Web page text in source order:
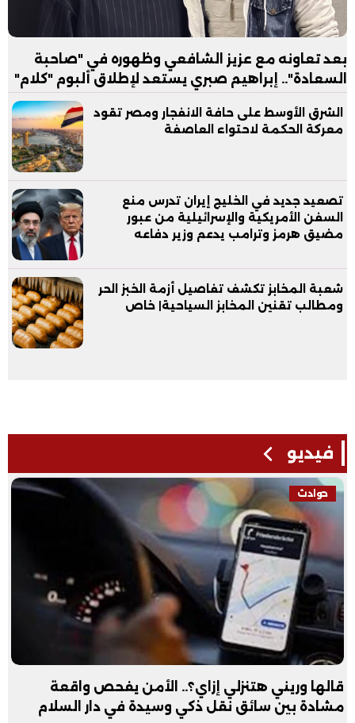
بعد تعاونه مع عزيز الشافعي وظهوره في "صاحبة
السعادة".. إبراهيم صبري يستعد لإطلاق ألبوم "كلام"
الشرق الأوسط على حافة الانفجار ومصر تقود
معركة الحكمة لاحتواء العاصفة
تصعيد جديد في الخليج إيران تدرس منع
السفن الأمريكية والإسرائيلية من عبور
مضيق هرمز وترامب يدعم وزير دفاعه
شعبة المخابز تكشف تفاصيل أزمة الخبز الحر
ومطالب تقنين المخابز السياحية| خاص
فيديو
حوادث
قالها وريني هتنزلي إزاي؟.. الأمن يفحص واقعة
مشادة بين سائق نقل ذكي وسيدة في دار السلام